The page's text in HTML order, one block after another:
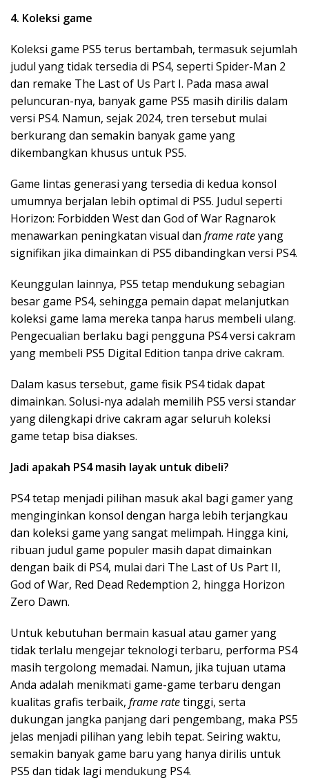
4. Koleksi game
Koleksi game PS5 terus bertambah, termasuk sejumlah
judul yang tidak tersedia di PS4, seperti Spider-Man 2
dan remake The Last of Us Part I. Pada masa awal
peluncuran-nya, banyak game PS5 masih dirilis dalam
versi PS4. Namun, sejak 2024, tren tersebut mulai
berkurang dan semakin banyak game yang
dikembangkan khusus untuk PS5.
Game lintas generasi yang tersedia di kedua konsol
umumnya berjalan lebih optimal di PS5. Judul seperti
Horizon: Forbidden West dan God of War Ragnarok
menawarkan peningkatan visual dan frame rateyang
signifikan jika dimainkan di PS5 dibandingkan versi PS4.
Keunggulan lainnya, PS5 tetap mendukung sebagian
besar game PS4, sehingga pemain dapat melanjutkan
koleksi game lama mereka tanpa harus membeli ulang.
Pengecualian berlaku bagi pengguna PS4 versi cakram
yang membeli PS5 Digital Edition tanpa drive cakram.
Dalam kasus tersebut, game fisik PS4 tidak dapat
dimainkan. Solusi-nya adalah memilih PS5 versi standar
yang dilengkapi drive cakram agar seluruh koleksi
game tetap bisa diakses.
Jadi apakah PS4 masih layak untuk dibeli?
PS4 tetap menjadi pilihan masuk akal bagi gamer yang
menginginkan konsol dengan harga lebih terjangkau
dan koleksi game yang sangat melimpah. Hingga kini,
ribuan judul game populer masih dapat dimainkan
dengan baik di PS4, mulai dari The Last of Us Part II,
God of War, Red Dead Redemption 2, hingga Horizon
Zero Dawn.
Untuk kebutuhan bermain kasual atau gamer yang
tidak terlalu mengejar teknologi terbaru, performa PS4
masih tergolong memadai. Namun, jika tujuan utama
Anda adalah menikmati game-game terbaru dengan
kualitas grafis terbaik, frame ratetinggi, serta
dukungan jangka panjang dari pengembang, maka PS5
jelas menjadi pilihan yang lebih tepat. Seiring waktu,
semakin banyak game baru yang hanya dirilis untuk
PS5 dan tidak lagi mendukung PS4.